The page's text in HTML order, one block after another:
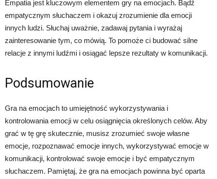
Empatia jest kluczowym elementem gry na emocjach. Bądź
empatycznym słuchaczem i okazuj zrozumienie dla emocji
innych ludzi. Słuchaj uważnie, zadawaj pytania i wyrażaj
zainteresowanie tym, co mówią. To pomoże ci budować silne
relacje z innymi ludźmi i osiągać lepsze rezultaty w komunikacji.
Podsumowanie
Gra na emocjach to umiejętność wykorzystywania i
kontrolowania emocji w celu osiągnięcia określonych celów. Aby
grać w tę grę skutecznie, musisz zrozumieć swoje własne
emocje, rozpoznawać emocje innych, wykorzystywać emocje w
komunikacji, kontrolować swoje emocje i być empatycznym
słuchaczem. Pamiętaj, że gra na emocjach powinna być oparta